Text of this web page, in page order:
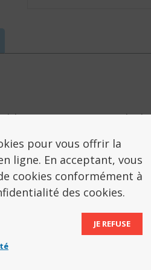
et ses repose-pieds
chromé est équipé d’un
dont une capitonnée.
56 cm x prof. 63 cm (95
cm x profondeur 45 cm x
pour vous offrir la
ligne. En acceptant, vous
cookies conformément à
des cookies.
JE REFUSE